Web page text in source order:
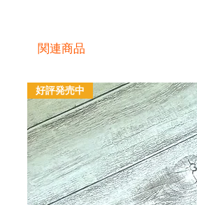
関連商品
好評発売中